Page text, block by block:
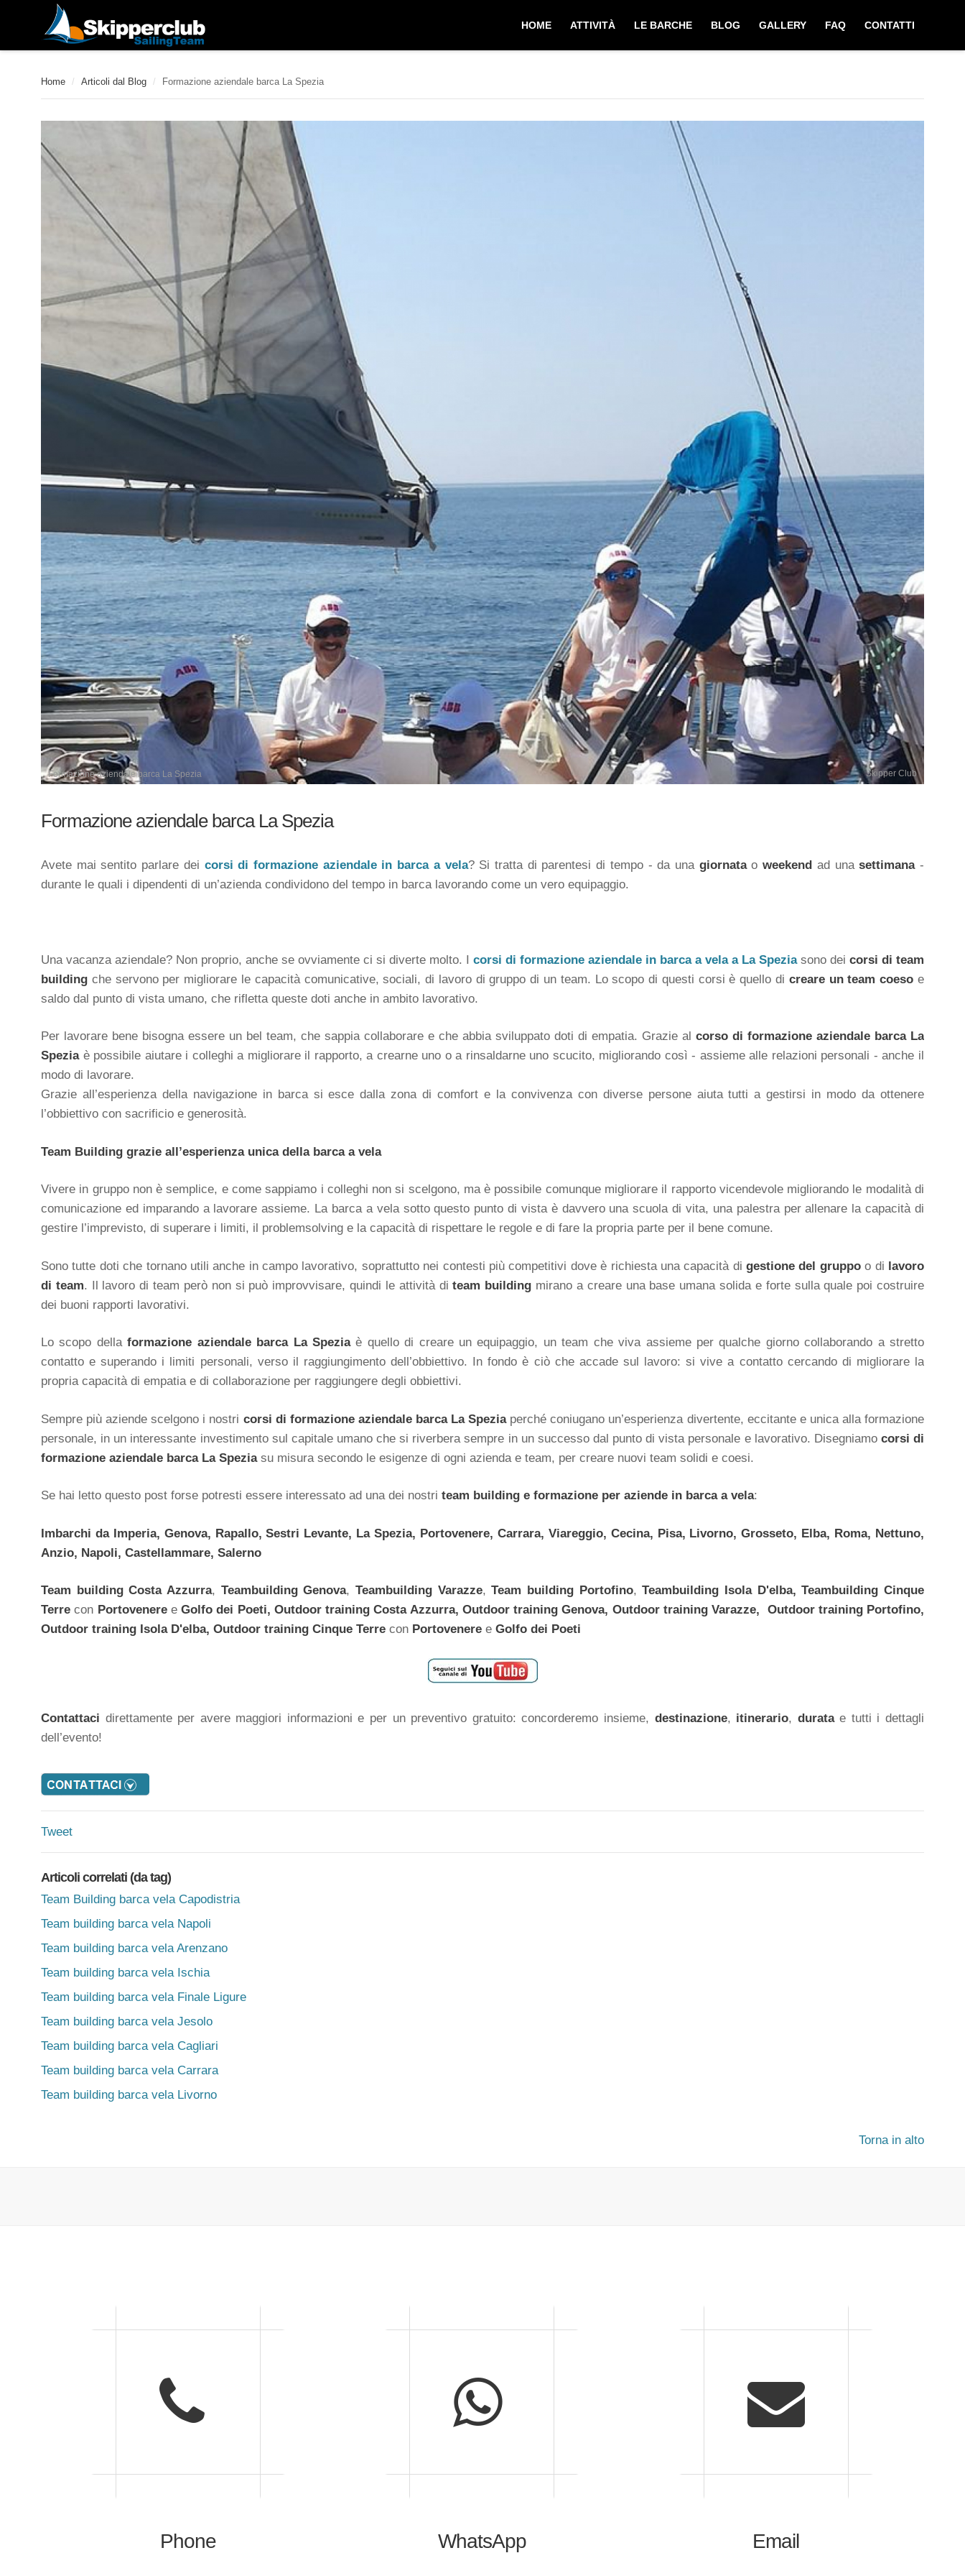
Home / Articoli dal Blog / Formazione aziendale barca La Spezia
Formazione aziendale barca La Spezia Skipper Club
Formazione aziendale barca La Spezia
Avete mai sentito parlare dei corsi di formazione aziendale in barca a vela? Si tratta di parentesi di tempo - da una giornataoweekend ad unasettimana-
durante le quali i dipendenti di un’azienda condividono del tempo in barca lavorando come un vero equipaggio.
Una vacanza aziendale? Non proprio, anche se ovviamente ci si diverte molto. I corsi di formazione aziendale in barca a vela a La Speziasono dei corsi di team
building che servono per migliorare le capacità comunicative, sociali, di lavoro di gruppo di un team. Lo scopo di questi corsi è quello di creare un team coeso e
saldo dal punto di vista umano, che rifletta queste doti anche in ambito lavorativo.
Per lavorare bene bisogna essere un bel team, che sappia collaborare e che abbia sviluppato doti di empatia. Grazie al corso di formazione aziendale barca La
Speziaè possibile aiutare i colleghi a migliorare il rapporto, a crearne uno o a rinsaldarne uno scucito, migliorando così - assieme alle relazioni personali - anche il
modo di lavorare.
Grazie all’esperienza della navigazione in barca si esce dalla zona di comfort e la convivenza con diverse persone aiuta tutti a gestirsi in modo da ottenere
l’obbiettivo con sacrificio e generosità.
Team Building grazie all’esperienza unica della barca a vela
Vivere in gruppo non è semplice, e come sappiamo i colleghi non si scelgono, ma è possibile comunque migliorare il rapporto vicendevole migliorando le modalità di
comunicazione ed imparando a lavorare assieme. La barca a vela sotto questo punto di vista è davvero una scuola di vita, una palestra per allenare la capacità di
gestire l’imprevisto, di superare i limiti, il problemsolving e la capacità di rispettare le regole e di fare la propria parte per il bene comune.
Sono tutte doti che tornano utili anche in campo lavorativo, soprattutto nei contesti più competitivi dove è richiesta una capacità digestione del gruppoo di lavoro
di team. Il lavoro di team però non si può improvvisare, quindi le attività diteam building mirano a creare una base umana solida e forte sulla quale poi costruire
dei buoni rapporti lavorativi.
Lo scopo dellaformazione aziendale barca La Speziaè quello di creare un equipaggio, un team che viva assieme per qualche giorno collaborando a stretto
contatto e superando i limiti personali, verso il raggiungimento dell’obbiettivo. In fondo è ciò che accade sul lavoro: si vive a contatto cercando di migliorare la
propria capacità di empatia e di collaborazione per raggiungere degli obbiettivi.
Sempre più aziende scelgono i nostri corsi di formazione aziendale barca La Speziaperché coniugano un’esperienza divertente, eccitante e unica alla formazione
personale, in un interessante investimento sul capitale umano che si riverbera sempre in un successo dal punto di vista personale e lavorativo. Disegniamo corsi di
formazione aziendale barca La Speziasu misura secondo le esigenze di ogni azienda e team, per creare nuovi team solidi e coesi.
Se hai letto questo post forse potresti essere interessato ad una dei nostri team building e formazione per aziende in barca a vela:
Imbarchi da Imperia, Genova, Rapallo, Sestri Levante, La Spezia, Portovenere, Carrara, Viareggio, Cecina, Pisa, Livorno, Grosseto, Elba, Roma, Nettuno,
Anzio, Napoli, Castellammare, Salerno
Team building Costa Azzurra, Teambuilding Genova,Teambuilding Varazze,Team building Portofino,Teambuilding Isola D'elba, TeambuildingCinque
Terre con Portoveneree Golfo dei Poeti, Outdoor trainingCosta Azzurra, Outdoor trainingGenova, Outdoor training Varazze, Outdoor training Portofino,
Outdoor training Isola D'elba, Outdoor training Cinque Terre con Portovenere e Golfo dei Poeti
Contattaci direttamente per avere maggiori informazioni e per un preventivo gratuito: concorderemo insieme, destinazione, itinerario, duratae tutti i dettagli
dell’evento!
Tweet
Articoli correlati (da tag)
Team Building barca vela Capodistria
Team building barca vela Napoli
Team building barca vela Arenzano
Team building barca vela Ischia
Team building barca vela Finale Ligure
Team building barca vela Jesolo
Team building barca vela Cagliari
Team building barca vela Carrara
Team building barca vela Livorno
Torna in alto
Phone WhatsApp Email
HOME ATTIVITÀ LE BARCHE BLOG GALLERY FAQ CONTATTI